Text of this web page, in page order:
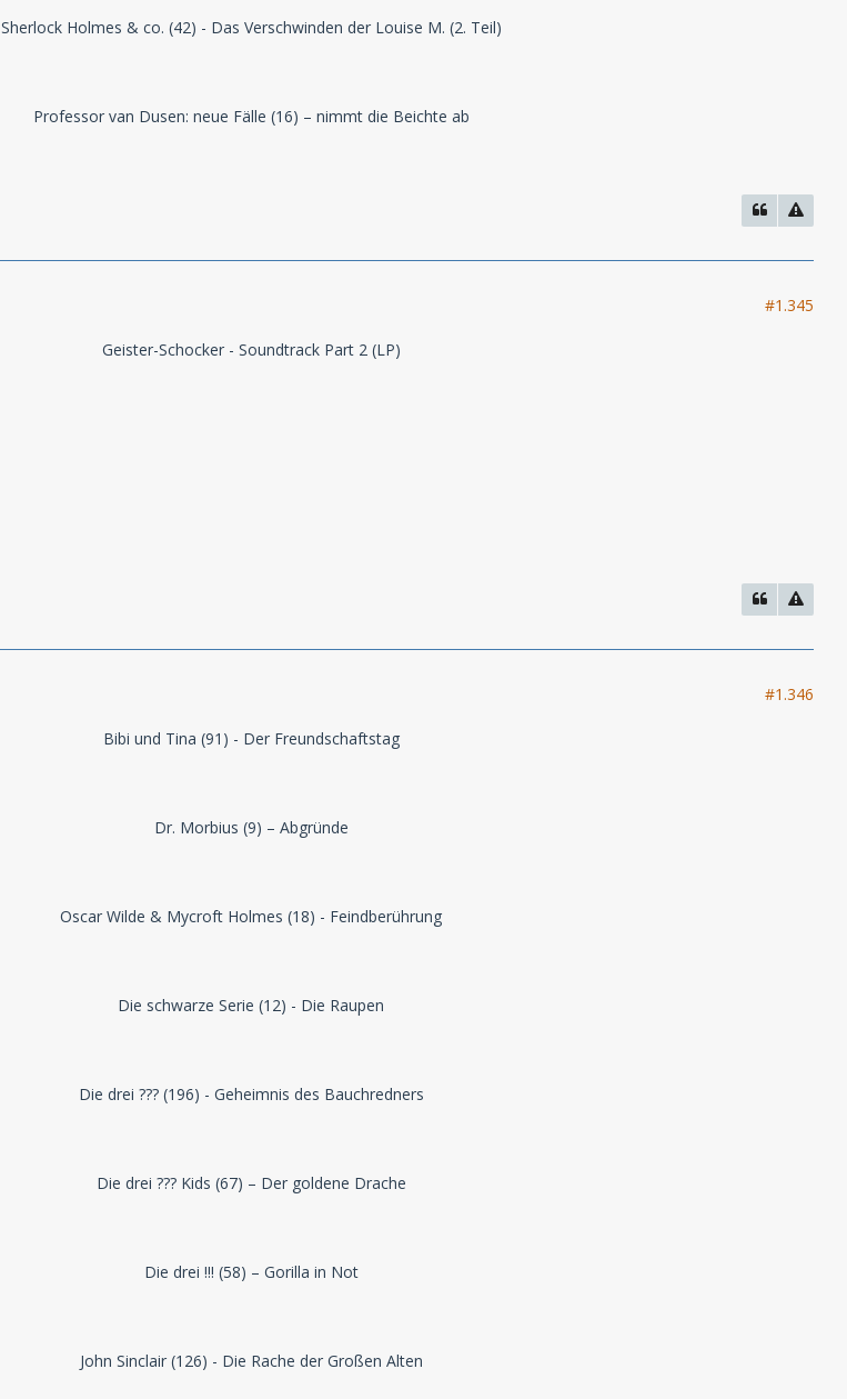
Sherlock Holmes & co. (42) - Das Verschwinden der Louise M. (2. Teil)
Professor van Dusen: neue Fälle (16) – nimmt die Beichte ab
#1.345
Geister-Schocker - Soundtrack Part 2 (LP)
#1.346
Bibi und Tina (91) - Der Freundschaftstag
Dr. Morbius (9) – Abgründe
Oscar Wilde & Mycroft Holmes (18) - Feindberührung
Die schwarze Serie (12) - Die Raupen
Die drei ??? (196) - Geheimnis des Bauchredners
Die drei ??? Kids (67) – Der goldene Drache
Die drei !!! (58) – Gorilla in Not
John Sinclair (126) - Die Rache der Großen Alten